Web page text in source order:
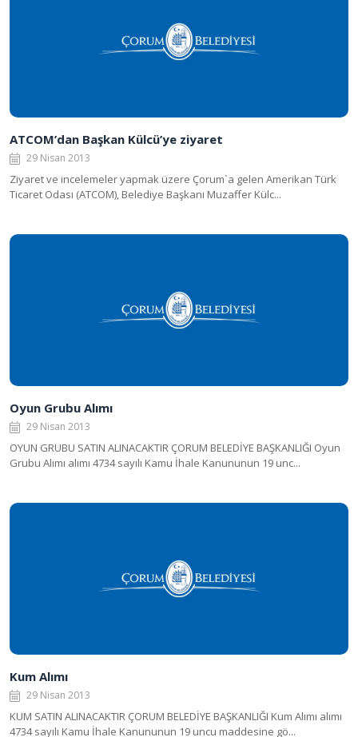
ATCOM’dan Başkan Külcü’ye ziyaret
29 Nisan 2013
Ziyaret ve incelemeler yapmak üzere Çorum`a gelen Amerikan Türk
Ticaret Odası (ATCOM), Belediye Başkanı Muzaffer Külc...
Oyun Grubu Alımı
29 Nisan 2013
OYUN GRUBU SATIN ALINACAKTIR ÇORUM BELEDİYE BAŞKANLIĞI Oyun
Grubu Alımı alımı 4734 sayılı Kamu İhale Kanununun 19 unc...
Kum Alımı
29 Nisan 2013
KUM SATIN ALINACAKTIR ÇORUM BELEDİYE BAŞKANLIĞI Kum Alımı alımı
4734 sayılı Kamu İhale Kanununun 19 uncu maddesine gö...